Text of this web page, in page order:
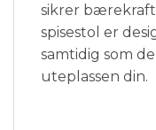
sikrer
spisestol er
samtidig som
uteplassen din.